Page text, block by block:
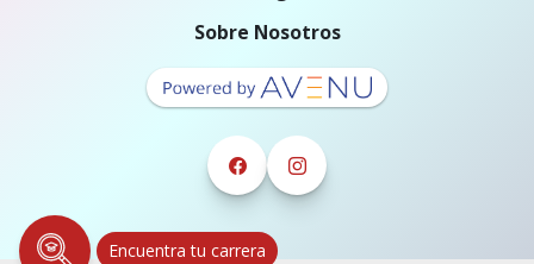
Encuentra tu carrera
Sobre Nosotros